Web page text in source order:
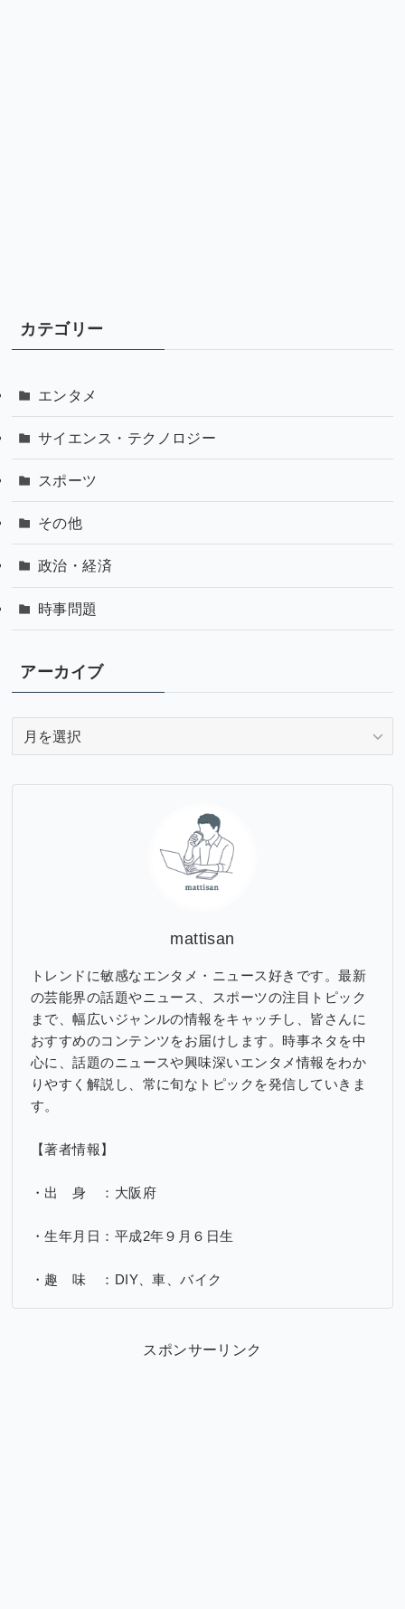
カテゴリー
エンタメ
サイエンス・テクノロジー
スポーツ
その他
政治・経済
時事問題
アーカイブ
mattisan
トレンドに敏感なエンタメ・ニュース好きです。最新
の芸能界の話題やニュース、スポーツの注目トピック
まで、幅広いジャンルの情報をキャッチし、皆さんに
おすすめのコンテンツをお届けします。時事ネタを中
心に、話題のニュースや興味深いエンタメ情報をわか
りやすく解説し、常に旬なトピックを発信していきま
す。
【著者情報】
・出 身 ：大阪府
・生年月日：平成2年９月６日生
・趣 味 ：DIY、車、バイク
スポンサーリンク